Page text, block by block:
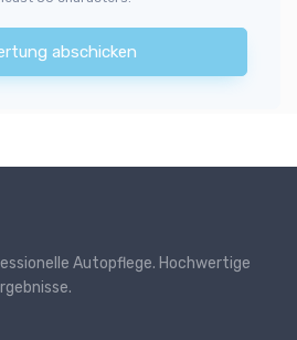
abschicken
Autopflege. Hochwertige